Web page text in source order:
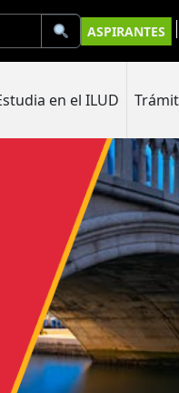
ASPIRANTES
en el ILUD